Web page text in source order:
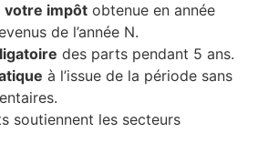
votre impôt obtenue en année
de l’année N.
des parts pendant 5 ans.
à l’issue de la période sans
soutiennent les secteurs